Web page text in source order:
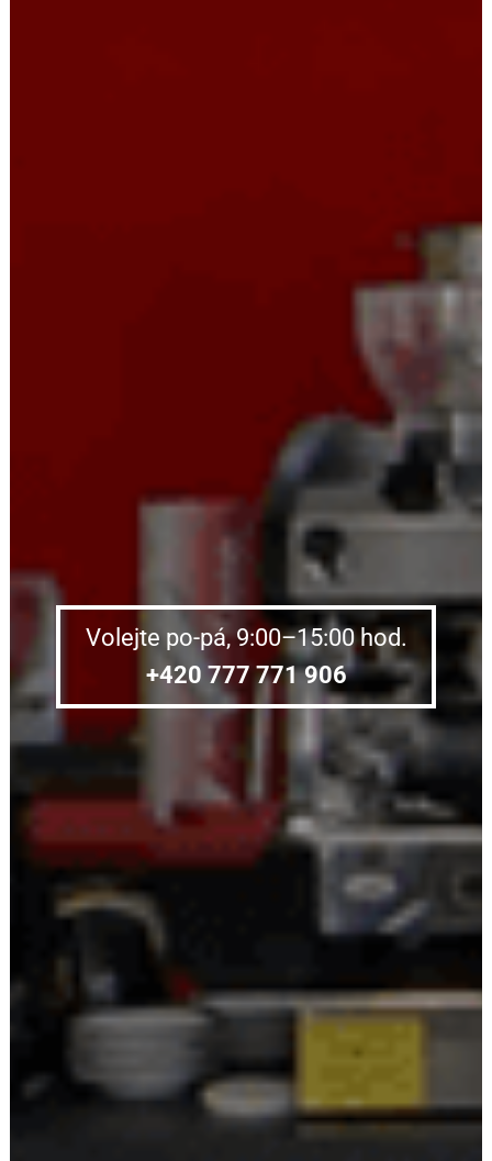
Volejte po-pá, 9:00–15:00 hod.
+420 777 771 906